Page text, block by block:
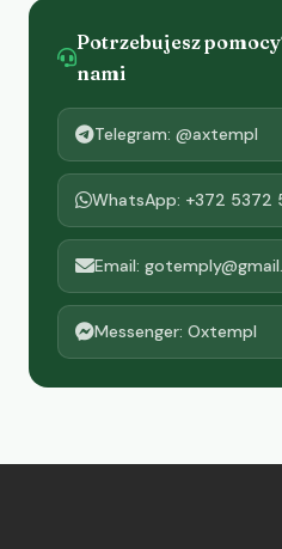
Potrzebujesz
nami
Telegram: @axtempl
WhatsApp: +372 5372
Email:
Messenger: Oxtempl